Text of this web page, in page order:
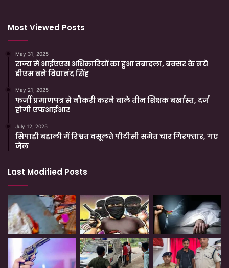
Most Viewed Posts
May 31, 2025
राज्य में आईएएस अधिकारियों का हुआ तबादला, बक्सर के नये
डीएम बने विद्यानंद सिंह
May 21, 2025
फर्जी प्रमाणपत्र से नौकरी करने वाले तीन शिक्षक बर्खास्त, दर्ज
होगी एफआईआर
July 12, 2025
सिपाही बहाली में रिश्वत वसूलते पीटीसी समेत चार गिरफ्तार, गए
जेल
Last Modified Posts